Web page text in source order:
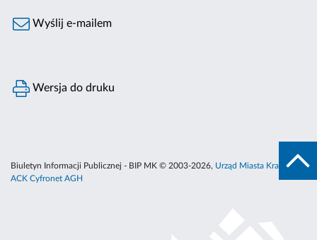
Wyślij e-mailem
Wersja do druku
Biuletyn Informacji Publicznej - BIP MK © 2003-2026, Urząd Miasta Krakowa
ACK Cyfronet AGH